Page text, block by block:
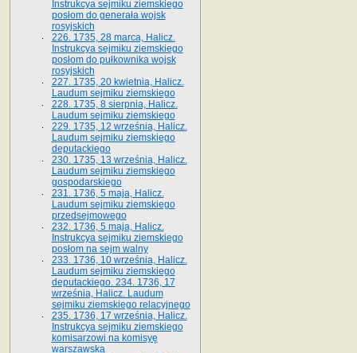
Instrukcya sejmiku ziemskiego
posłom do generała wojsk
rosyjskich
226. 1735, 28 marca, Halicz.
Instrukcya sejmiku ziemskiego
posłom do pułkownika wojsk
rosyjskich
227. 1735, 20 kwietnia, Halicz.
Laudum sejmiku ziemskiego
228. 1735, 8 sierpnia, Halicz.
Laudum sejmiku ziemskiego
229. 1735, 12 września, Halicz.
Laudum sejmiku ziemskiego
deputackiego
230. 1735, 13 września, Halicz.
Laudum sejmiku ziemskiego
gospodarskiego
231. 1736, 5 maja, Halicz.
Laudum sejmiku ziemskiego
przedsejmowego
232. 1736, 5 maja, Halicz.
Instrukcya sejmiku ziemskiego
posłom na sejm walny
233. 1736, 10 września, Halicz.
Laudum sejmiku ziemskiego
deputackiego. 234. 1736, 17
września, Halicz. Laudum
sejmiku ziemskiego relacyjnego
235. 1736, 17 września, Halicz.
Instrukcya sejmiku ziemskiego
komisarzowi na komisyę
warszawską